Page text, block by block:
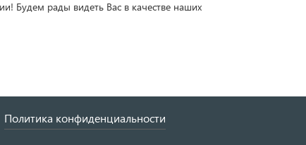
Будем рады видеть Вас в качестве наших
Политика конфиденциальности